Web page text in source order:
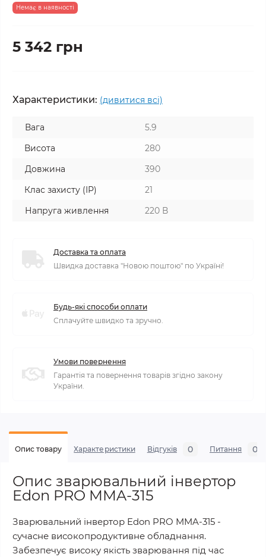
Немає в наявності
5 342 грн
Характеристики: (дивитися всі)
Вага
5.9
Висота
280
Довжина
390
Клас захисту (ІР)
21
Напруга живлення
220 В
Доставка та оплата
Швидка доставка "Новою поштою" по Україні!
Будь-які способи оплати
Сплачуйте швидко та зручно.
Умови повернення
Гарантія та повернення товарів згідно закону
України.
Опис товару Характеристики Відгуків 0 Питання 0
Опис зварювальний інвертор
Edon PRO MMA-315
Зварювальний інвертор Edon PRO MMA-315 -
сучасне високопродуктивне обладнання.
Забезпечує високу якість зварювання під час